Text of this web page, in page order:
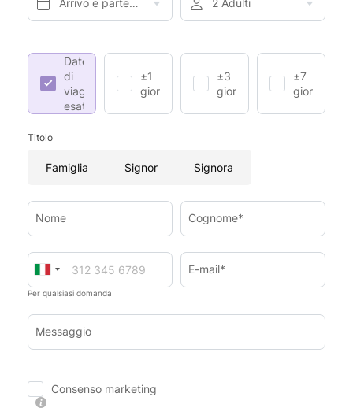
Arrivo e partenza* 2 Adulti
Date
di
viaggio
esatte
±1
giorno
±3
giorni
±7
giorni
Titolo
Famiglia Signor Signora
Nome Cognome*
Per qualsiasi domanda
E-mail*
Messaggio
Consenso marketing